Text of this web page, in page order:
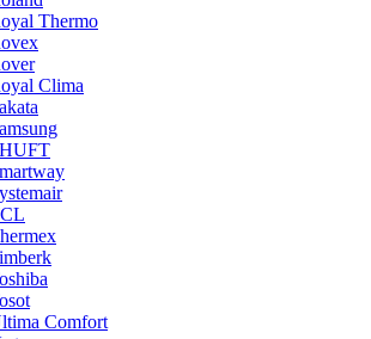
Thermo
Clima
Comfort